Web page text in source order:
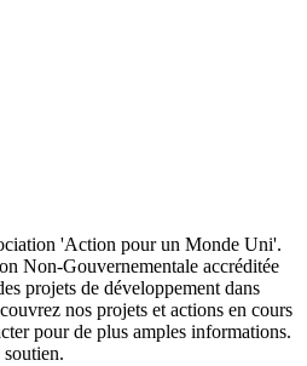
'Action pour un Monde Uni'.
Non-Gouvernementale accréditée
projets de développement dans
nos projets et actions en cours
pour de plus amples informations.